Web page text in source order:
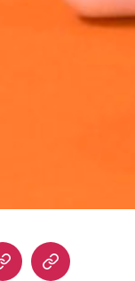
Home Blog